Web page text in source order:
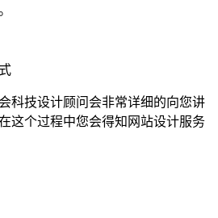
科技设计顾问会非常详细的向您讲
这个过程中您会得知网站设计服务